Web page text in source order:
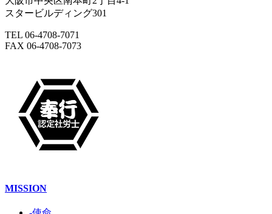
スタービルディング301
TEL 06-4708-7071
FAX 06-4708-7073
MISSION